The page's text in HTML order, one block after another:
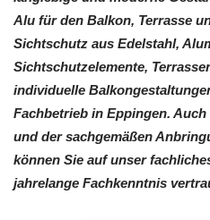
Alu für den Balkon, Terrasse
Sichtschutz aus Edelstahl,
Sichtschutzelemente,
individuelle
Fachbetrieb in Eppingen.
und der sachgemäßen
können Sie auf unser
jahrelange Fachkenntnis